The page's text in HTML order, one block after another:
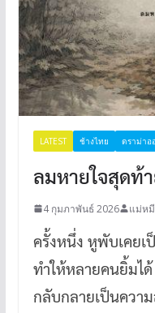
LATEST ช้างไทย ดราม่าอ
ลมหายใจสุดท้
4 กุมภาพันธ์ 2026 แม่ห
ครั้งหนึ่ง หูพับเคยเ
ทำให้หลายคนยิ้มได้
กลับกลายเป็นควา